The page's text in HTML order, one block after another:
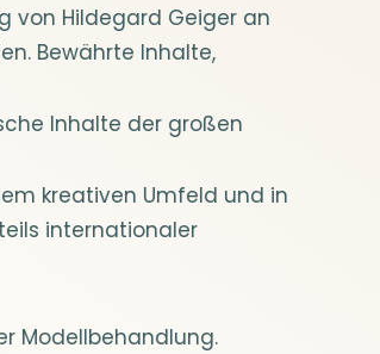
von Hildegard Geiger an
Bewährte Inhalte,
Inhalte der großen
kreativen Umfeld und in
internationaler
Modellbehandlung.